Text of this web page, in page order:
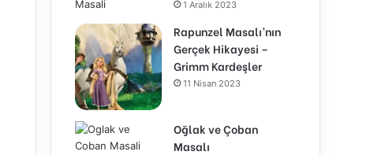
1 Aralık 2023
Rapunzel Masalı’nın
Gerçek Hikayesi –
Grimm Kardeşler
11 Nisan 2023
Oğlak ve Çoban
Masalı